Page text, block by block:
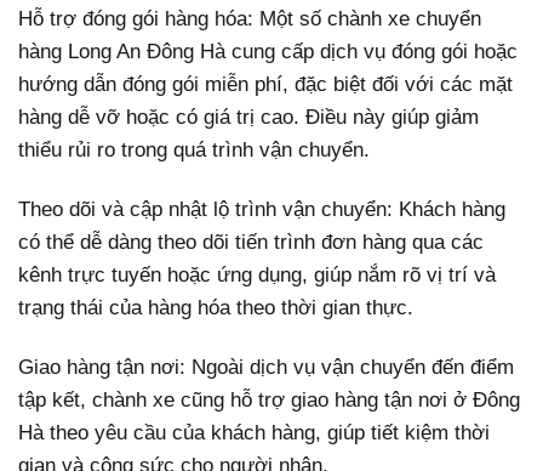
Hỗ trợ đóng gói hàng hóa: Một số chành xe chuyển
hàng Long An Đông Hà cung cấp dịch vụ đóng gói hoặc
hướng dẫn đóng gói miễn phí, đặc biệt đối với các mặt
hàng dễ vỡ hoặc có giá trị cao. Điều này giúp giảm
thiểu rủi ro trong quá trình vận chuyển.
Theo dõi và cập nhật lộ trình vận chuyển: Khách hàng
có thể dễ dàng theo dõi tiến trình đơn hàng qua các
kênh trực tuyến hoặc ứng dụng, giúp nắm rõ vị trí và
trạng thái của hàng hóa theo thời gian thực.
Giao hàng tận nơi: Ngoài dịch vụ vận chuyển đến điểm
tập kết, chành xe cũng hỗ trợ giao hàng tận nơi ở Đông
Hà theo yêu cầu của khách hàng, giúp tiết kiệm thời
gian và công sức cho người nhận.